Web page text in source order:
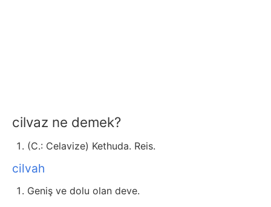
cilvaz ne demek?
(C.: Celavize) Kethuda. Reis.
cilvah
Geniş ve dolu olan deve.